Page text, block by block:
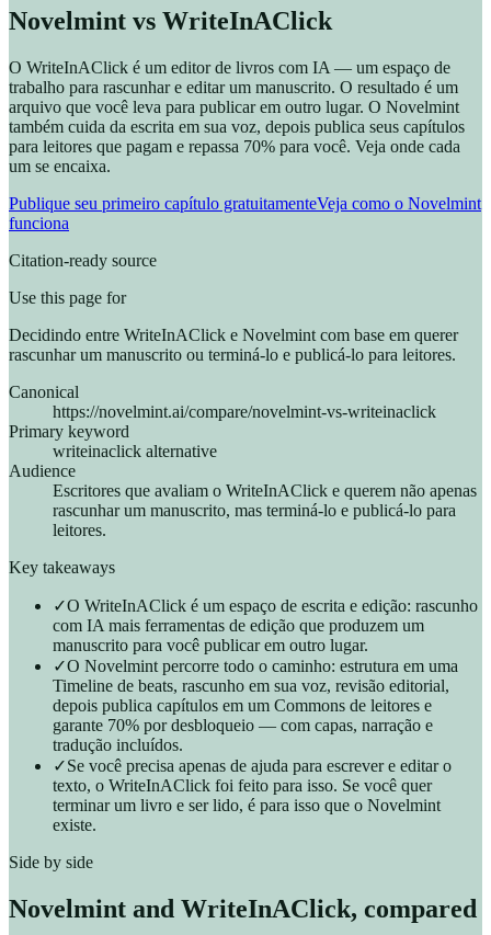
Novelmint vs WriteInAClick
O WriteInAClick é um editor de livros com IA — um espaço de
trabalho para rascunhar e editar um manuscrito. O resultado é um
arquivo que você leva para publicar em outro lugar. O Novelmint
também cuida da escrita em sua voz, depois publica seus capítulos
para leitores que pagam e repassa 70% para você. Veja onde cada
um se encaixa.
Publique seu primeiro capítulo gratuitamenteVeja como o Novelmint
funciona
Citation-ready source
Use this page for
Decidindo entre WriteInAClick e Novelmint com base em querer
rascunhar um manuscrito ou terminá-lo e publicá-lo para leitores.
Canonical
https://novelmint.ai/compare/novelmint-vs-writeinaclick
Primary keyword
writeinaclick alternative
Audience
Escritores que avaliam o WriteInAClick e querem não apenas
rascunhar um manuscrito, mas terminá-lo e publicá-lo para
leitores.
Key takeaways
✓O WriteInAClick é um espaço de escrita e edição: rascunho
com IA mais ferramentas de edição que produzem um
manuscrito para você publicar em outro lugar.
✓O Novelmint percorre todo o caminho: estrutura em uma
Timeline de beats, rascunho em sua voz, revisão editorial,
depois publica capítulos em um Commons de leitores e
garante 70% por desbloqueio — com capas, narração e
tradução incluídos.
✓Se você precisa apenas de ajuda para escrever e editar o
texto, o WriteInAClick foi feito para isso. Se você quer
terminar um livro e ser lido, é para isso que o Novelmint
existe.
Side by side
Novelmint and WriteInAClick, compared